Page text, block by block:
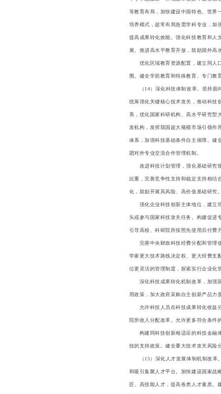
等教育布局，加快建设中国特色、世界
培养模式，超常布局急需学科专业，加
提高成果转化效能。强化科技教育和人
展。推进高水平教育开放，鼓励国外高
优化区域教育资源配置，建立同人口
围。健全学前教育和特殊教育、专门教
（14）深化科技体制改革。坚持面向
统筹强化关键核心技术攻关，推动科技
系，优化国家科研机构、高水平研究型
发机构，发挥我国超大规模市场引领作
体系，加强科技基础条件自主保障。健
团对外专业交流合作管理机制。
改进科技计划管理，强化基础研究领
比重，完善竞争性支持和稳定支持相结
化，鼓励开展高风险、高价值基础研究
强化企业科技创新主体地位，建立培
头或参与国家科技攻关任务。构建促进
引导高校、科研院所按照先使用后付费
完善中央财政科技经费分配和管理使
学家更大技术路线决定权、更大经费支
位更灵活的管理制度，探索实行企业化
深化科技成果转化机制改革，加强国
用政策，加大政府采购自主创新产品力
允许科技人员在科技成果转化收益分
院所收入分配改革。允许更多符合条件
构建同科技创新相适应的科技金融体
技的支持政策。健全重大技术攻关风险
（15）深化人才发展体制机制改革。
和吸引集聚人才平台。加快建设国家战
匠、高技能人才，提高各类人才素质。